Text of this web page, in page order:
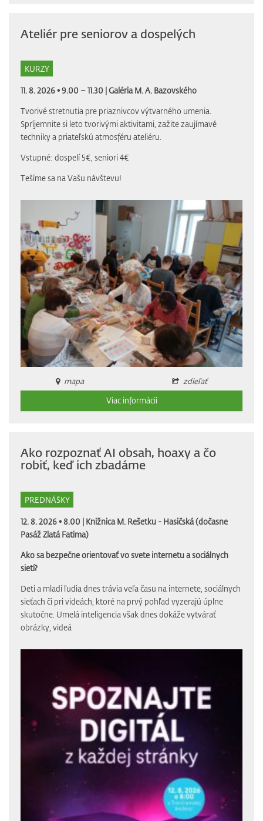
Ateliér pre seniorov a dospelých
KURZY
11. 8. 2026 • 9.00 – 11.30 |Galéria M. A. Bazovského
Tvorivé stretnutia pre priaznivcov výtvarného umenia.
Spríjemnite si leto tvorivými aktivitami, zažite zaujímavé
techniky a priateľskú atmosféru ateliéru.
Vstupné: dospelí 5€, seniori 4€
Tešíme sa na Vašu návštevu!
mapa
zdieľať
Viac informácii
Ako rozpoznať AI obsah, hoaxy a čo
robiť, keď ich zbadáme
PREDNÁŠKY
12. 8. 2026 • 8.00 | Knižnica M. Rešetku - Hasičská (dočasne
Pasáž Zlatá Fatima)
Ako sa bezpečne orientovať vo svete internetu a sociálnych
sietí?
Deti a mladí ľudia dnes trávia veľa času na internete, sociálnych
sieťach či pri videách, ktoré na prvý pohľad vyzerajú úplne
skutočne. Umelá inteligencia však dnes dokáže vytvárať
obrázky, videá